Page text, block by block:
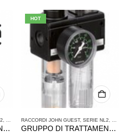
TRATTAMENTO ARIA COMPRESSA
GRUPPO DI TRATTAMENTO ARIA IN 2 PARTI AVENTICS SERIE NL1-ACD 0821300727
HOT
RACCORDI JOHN GUEST, SERIE NL2
GRUPPO DI TRATTAMENTO ARIA IN 2 PARTI AVENTICS SERIE NL2-ACD 0821300404